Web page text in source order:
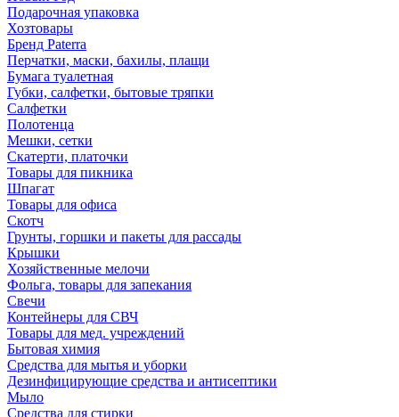
Подарочная упаковка
Хозтовары
Бренд Paterra
Перчатки, маски, бахилы, плащи
Бумага туалетная
Губки, салфетки, бытовые тряпки
Салфетки
Полотенца
Мешки, сетки
Скатерти, платочки
Товары для пикника
Шпагат
Товары для офиса
Скотч
Грунты, горшки и пакеты для рассады
Крышки
Хозяйственные мелочи
Фольга, товары для запекания
Свечи
Контейнеры для СВЧ
Товары для мед. учреждений
Бытовая химия
Средства для мытья и уборки
Дезинфицирующие средства и антисептики
Мыло
Средства для стирки